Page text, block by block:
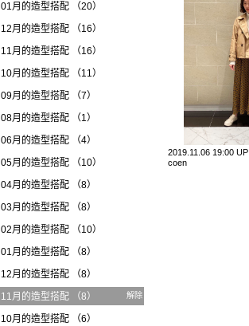
01月的造型搭配 （20）
12月的造型搭配 （16）
11月的造型搭配 （16）
10月的造型搭配 （11）
09月的造型搭配 （7）
08月的造型搭配 （1）
06月的造型搭配 （4）
05月的造型搭配 （10）
04月的造型搭配 （8）
03月的造型搭配 （8）
02月的造型搭配 （10）
01月的造型搭配 （8）
12月的造型搭配 （8）
11月的造型搭配 （8）
解除
10月的造型搭配 （6）
2019.11.06 19:00 UP
coen